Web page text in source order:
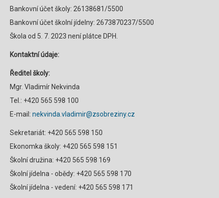
Bankovní účet školy: 26138681/5500
Bankovní účet školní jídelny: 2673870237/5500
Škola od 5. 7. 2023 není plátce DPH.
Kontaktní údaje:
Ředitel školy:
Mgr. Vladimír Nekvinda
Tel.: +420 565 598 100
E-mail: nekvinda.vladimir@zsobreziny.cz
Sekretariát: +420 565 598 150
Ekonomka školy: +420 565 598 151
Školní družina: +420 565 598 169
Školní jídelna - obědy: +420 565 598 170
Školní jídelna - vedení: +420 565 598 171